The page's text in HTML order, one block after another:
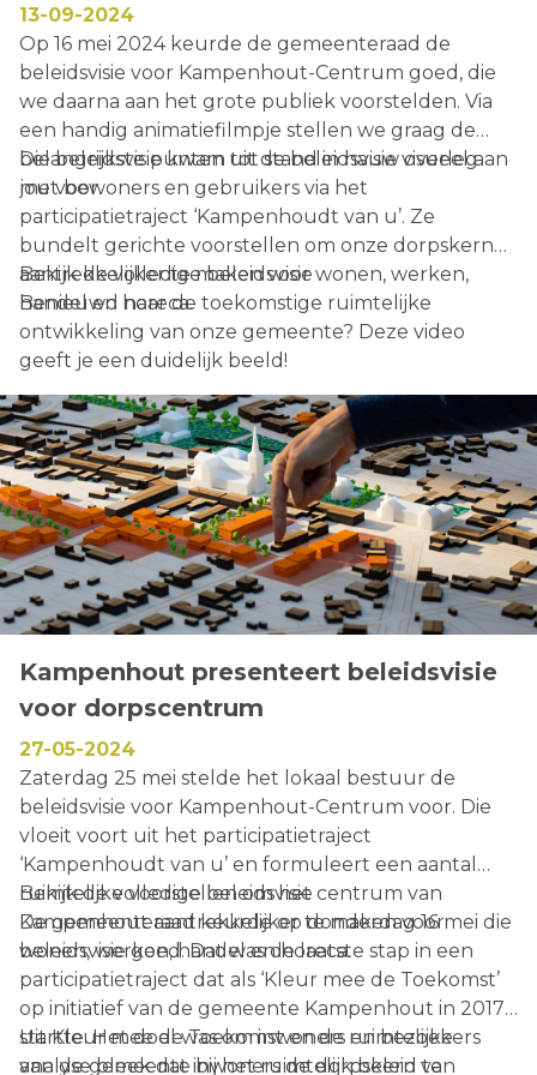
13-09-2024
Op 16 mei 2024 keurde de gemeenteraad de
beleidsvisie voor Kampenhout-Centrum goed, die
we daarna aan het grote publiek voorstelden. Via
een handig animatiefilmpje stellen we graag de
belangrijkste punten uit de beleidsvisie visueel aan
jou voor.
Die beleidsvisie kwam tot stand in nauw overleg
met bewoners en gebruikers via het
participatietraject ‘Kampenhoudt van u’. Ze
bundelt gerichte voorstellen om onze dorpskern
aantrekkelijker te maken voor wonen, werken,
handel en horeca.
Bekijk de volledige beleidsvisie
Benieuwd naar de toekomstige ruimtelijke
ontwikkeling van onze gemeente? Deze video
geeft je een duidelijk beeld!
Kampenhout presenteert beleidsvisie
voor dorpscentrum
27-05-2024
Zaterdag 25 mei stelde het lokaal bestuur de
beleidsvisie voor Kampenhout-Centrum voor. Die
vloeit voort uit het participatietraject
‘Kampenhoudt van u’ en formuleert een aantal
ruimtelijke voorstellen om het centrum van
Kampenhout aantrekkelijker te maken voor
wonen, werken, handel en horeca.
Bekijk de volledige beleidsvisie
De gemeenteraad keurde op donderdag 16 mei die
beleidsvisie goed. Dat was de laatste stap in een
participatietraject dat als ‘Kleur mee de Toekomst’
op initiatief van de gemeente Kampenhout in 2017
startte. Het doel was om inwoners en bezoekers
van de gemeente bij het ruimtelijk beleid te
Uit Kleur mee de Toekomst en de ruimtelijke
analyse bleek dat inwoners de dorpskern van